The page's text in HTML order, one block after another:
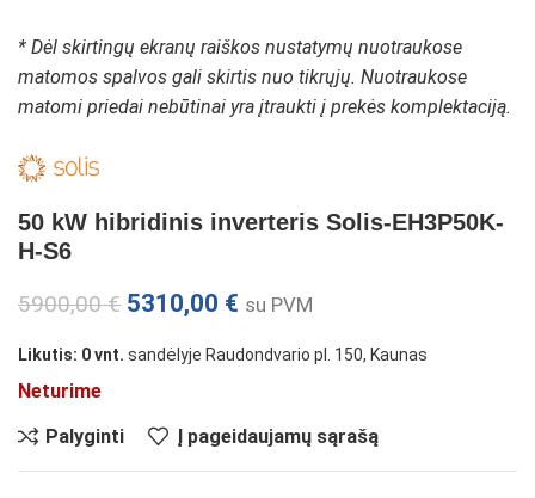
* Dėl skirtingų ekranų raiškos nustatymų nuotraukose
matomos spalvos gali skirtis nuo tikrųjų. Nuotraukose
matomi priedai nebūtinai yra įtraukti į prekės komplektaciją.
50 kW hibridinis inverteris Solis-EH3P50K-
H-S6
5900,00€ 5310,00 € su PVM
Likutis: 0 vnt. sandėlyje Raudondvario pl. 150, Kaunas
Neturime
Palyginti
Į pageidaujamų sąrašą